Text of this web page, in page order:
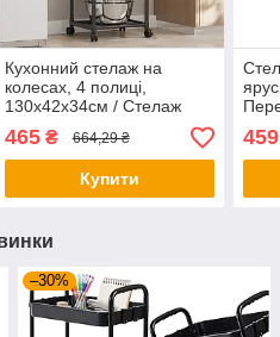
Кухонний стелаж на
колесах, 4 полиці,
130х42х34см / Стелаж
Полиця на коліщатках
465₴ 664,29 ₴
Купити
459
–30%